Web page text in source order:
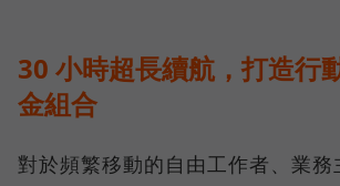
30 小時超長續航，打造行
金組合
對於頻繁移動的自由工作者、業務